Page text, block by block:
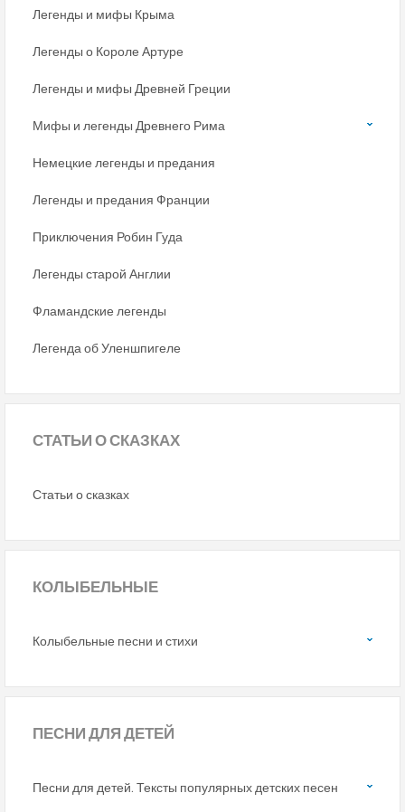
Легенды и мифы Крыма
Легенды о Короле Артуре
Легенды и мифы Древней Греции
Мифы и легенды Древнего Рима
Немецкие легенды и предания
Легенды и предания Франции
Приключения Робин Гуда
Легенды старой Англии
Фламандские легенды
Легенда об Уленшпигеле
СТАТЬИО СКАЗКАХ
Статьи о сказках
КОЛЫБЕЛЬНЫЕ
Колыбельные песни и стихи
ПЕСНИДЛЯ ДЕТЕЙ
Песни для детей. Тексты популярных детских песен